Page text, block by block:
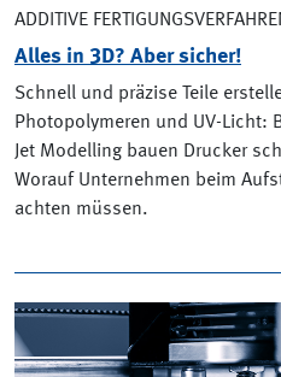
ADDITIVE
Alles in 3D? Aber sicher!
Schnell und präzise Teile
Photopolymeren und UV-Licht:
Jet Modelling bauen Drucker
Worauf Unternehmen beim
achten müssen.